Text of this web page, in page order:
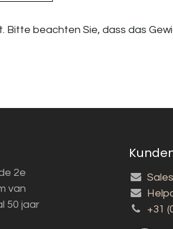
Bitte beachten Sie, dass das
2e
van
50 jaar
+31